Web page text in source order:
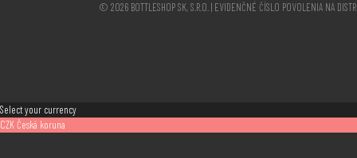
© 2026 BOTTLESHOP SK, S.R.O. | EVIDENČNÉ ČÍSLO POVOLENIA NA
Select your currency
CZKČeská koruna